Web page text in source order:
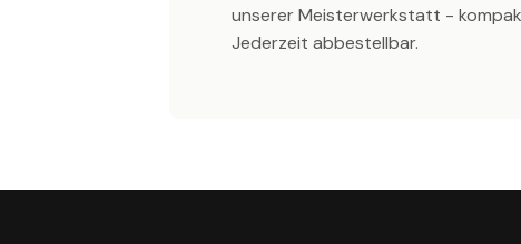
unserer Meisterwerkstatt -
Jederzeit abbestellbar.